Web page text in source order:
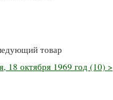
товар
18 октября 1969 год (10) >